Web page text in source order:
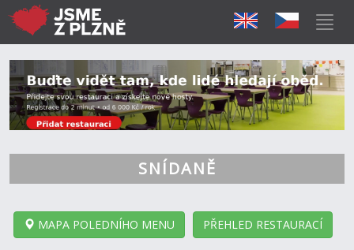
SNÍDANĚ
MAPA POLEDNÍHO MENU PŘEHLED RESTAURACÍ